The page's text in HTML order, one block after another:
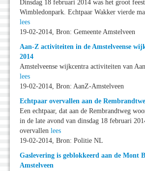
Dinsdag 18 februari 2014 was het groot
Wimbledonpark. Echtpaar Wakker vierde
lees
19-02-2014, Bron: Gemeente Amstelveen
Aan-Z activiteiten in de Amstelveense
2014
Amstelveense wijkcentra activiteiten van
lees
19-02-2014, Bron: AanZ-Amstelveen
Echtpaar overvallen aan de
Een echtpaar, dat aan de Rembrandtweg
in de late avond van dinsdag 18 februari
overvallen lees
19-02-2014, Bron: Politie NL
Gaslevering is geblokkeerd aan de Mont
Amstelveen